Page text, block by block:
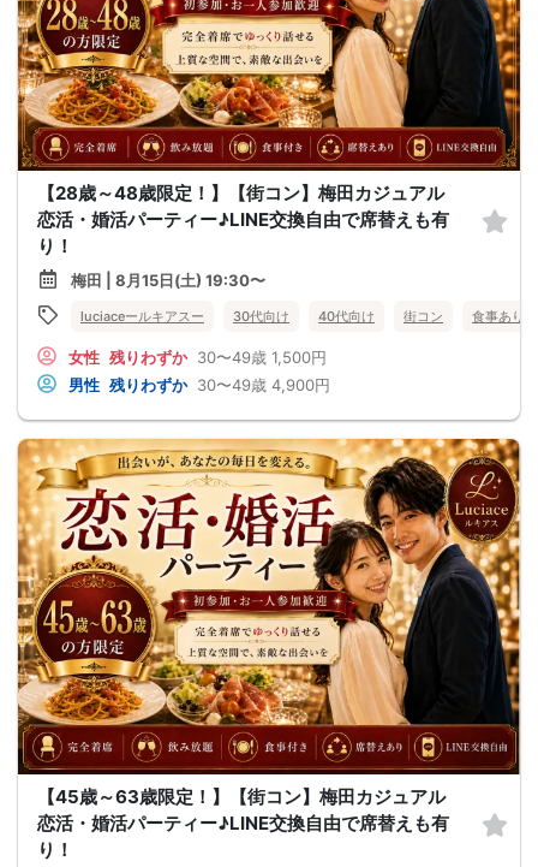
【28歳～48歳限定！】【街コン】梅田カジュアル
恋活・婚活パーティー♪LINE交換自由で席替えも有
り！
梅田 | 8月15日(土) 19:30〜
luciaceールキアスー 30代向け 40代向け 街コン 食事あり
女性 残りわずか 30〜49歳 1,500円
男性 残りわずか 30〜49歳 4,900円
【45歳～63歳限定！】【街コン】梅田カジュアル
恋活・婚活パーティー♪LINE交換自由で席替えも有
り！